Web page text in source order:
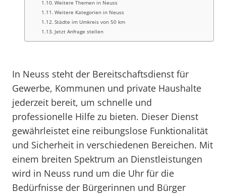
Weitere Themen in Neuss
Weitere Kategorien in Neuss
Städte im Umkreis von 50 km
Jetzt Anfrage stellen
In Neuss steht der Bereitschaftsdienst für
Gewerbe, Kommunen und private Haushalte
jederzeit bereit, um schnelle und
professionelle Hilfe zu bieten. Dieser Dienst
gewährleistet eine reibungslose Funktionalität
und Sicherheit in verschiedenen Bereichen. Mit
einem breiten Spektrum an Dienstleistungen
wird in Neuss rund um die Uhr für die
Bedürfnisse der Bürgerinnen und Bürger